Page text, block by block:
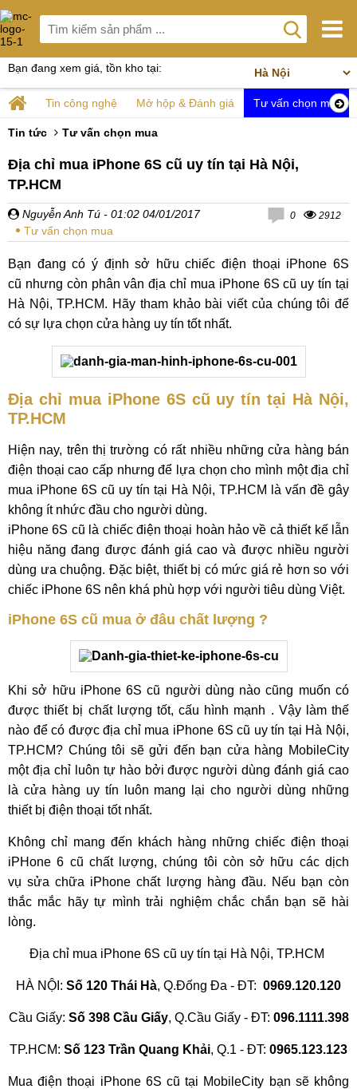
Bạn đang xem giá, tồn kho tại:
Tin công nghệ Mở hộp & Đánh giá Tư vấn chọn mua
Tin tức Tư vấn chọn mua
Địa chỉ mua iPhone 6S cũ uy tín tại Hà Nội,
TP.HCM
Nguyễn Anh Tú - 01:02 04/01/2017
Tư vấn chọn mua
0 2912
Bạn đang có ý định sở hữu chiếc điện thoại iPhone 6S
cũ nhưng còn phân vân địa chỉ mua iPhone 6S cũ uy tín tại
Hà Nội, TP.HCM. Hãy tham khảo bài viết của chúng tôi để
có sự lựa chọn cửa hàng uy tín tốt nhất.
Địa chỉ mua iPhone 6S cũ uy tín tại Hà Nội,
TP.HCM
Hiện nay, trên thị trường có rất nhiều những cửa hàng bán
điện thoại cao cấp nhưng để lựa chọn cho mình một địa chỉ
mua iPhone 6S cũ uy tín tại Hà Nội, TP.HCM là vấn đề gây
không ít nhức đầu cho người dùng.
iPhone 6S cũ là chiếc điện thoại hoàn hảo về cả thiết kế lẫn
hiệu năng đang được đánh giá cao và được nhiều người
dùng ưa chuộng. Đặc biệt, thiết bị có mức giá rẻ hơn so với
chiếc iPhone 6S nên khá phù hợp với người tiêu dùng Việt.
iPhone 6S cũ mua ở đâu chất lượng ?
Khi sở hữu iPhone 6S cũ người dùng nào cũng muốn có
được thiết bị chất lượng tốt, cấu hình mạnh . Vậy làm thế
nào để có được địa chỉ mua iPhone 6S cũ uy tín tại Hà Nội,
TP.HCM? Chúng tôi sẽ gửi đến bạn cửa hàng MobileCity
một địa chỉ luôn tự hào bởi được người dùng đánh giá cao
là cửa hàng uy tín luôn mang lại cho người dùng những
thiết bị điện thoại tốt nhất.
Không chỉ mang đến khách hàng những chiếc điện thoại
iPHone 6 cũ chất lượng, chúng tôi còn sở hữu các dịch
vụ sửa chữa iPhone chất lượng hàng đầu. Nếu bạn còn
thắc mắc hãy tự mình trải nghiệm chắc chắn bạn sẽ hài
lòng.
Địa chỉ mua iPhone 6S cũ uy tín tại Hà Nội, TP.HCM
HÀ NỘI: Số 120 Thái Hà, Q.Đống Đa - ĐT: 0969.120.120
Cầu Giấy: Số 398 Cầu Giấy, Q.Cầu Giấy - ĐT: 096.1111.398
TP.HCM: Số 123 Trần Quang Khải, Q.1 - ĐT: 0965.123.123
Mua điện thoại iPhone 6S cũ tại MobileCity bạn sẽ không